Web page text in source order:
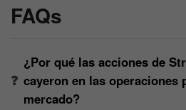
FAQs
¿Por qué las acciones de
cayeron en las operaciones
mercado?